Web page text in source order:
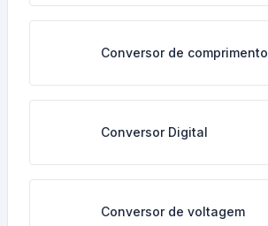
Conversor de comprimento
Conversor Digital
Conversor de voltagem